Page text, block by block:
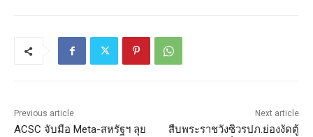
Previous article
ACSC จับมือ Meta-สหรัฐฯ ลุย
Next article
สืบพระราชวังซิวรปภ.ย่องงัดตู้